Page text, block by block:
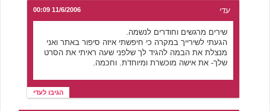
עדי 11/6/2006 00:09
שירים מרגשים וחודרים לנשמה.
הגעתי לשירייך במקרה כי חיפשתי איזה סיפור באתר ואני
מנצלת את הבמה להגיד לך שלפני שעה ראיתי את הסרט
שלך- את אישה מוכשרת ומיוחדת. וחכמה.
הגיבו לעדי